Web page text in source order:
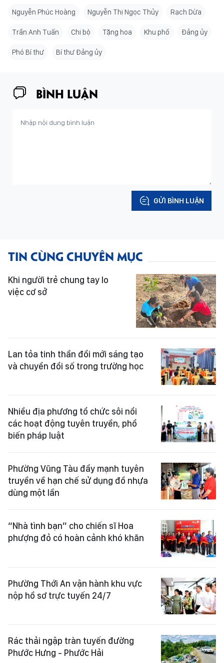
Nguyễn Phúc Hoàng Nguyễn Thị Ngọc Thủy Rạch Dừa
Trần Anh Tuấn Chi bộ Tặng hoa Khu phố Đảng ủy
Phó Bí thư Bí thư Đảng ủy
BÌNH LUẬN
GỬI BÌNH LUẬN
TIN CÙNG CHUYÊN MỤC
Khi người trẻ chung tay lo
việc cơ sở
Lan tỏa tinh thần đổi mới sáng tạo
và chuyển đổi số trong trường học
Nhiều địa phương tổ chức sôi nổi
các hoạt động tuyên truyền, phổ
biến pháp luật
Phường Vũng Tàu đẩy mạnh tuyên
truyền về hạn chế sử dụng đồ nhựa
dùng một lần
“Nhà tình bạn” cho chiến sĩ Hoa
phượng đỏ có hoàn cảnh khó khăn
Phường Thới An vận hành khu vực
nộp hồ sơ trực tuyến 24/7
Rác thải ngập tràn tuyến đường
Phước Hưng - Phước Hải